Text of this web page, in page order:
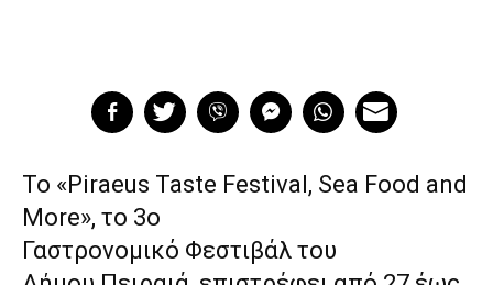
To «Piraeus Taste Festival, Sea Food and
More», το 3o
Γαστρονομικό Φεστιβάλ του